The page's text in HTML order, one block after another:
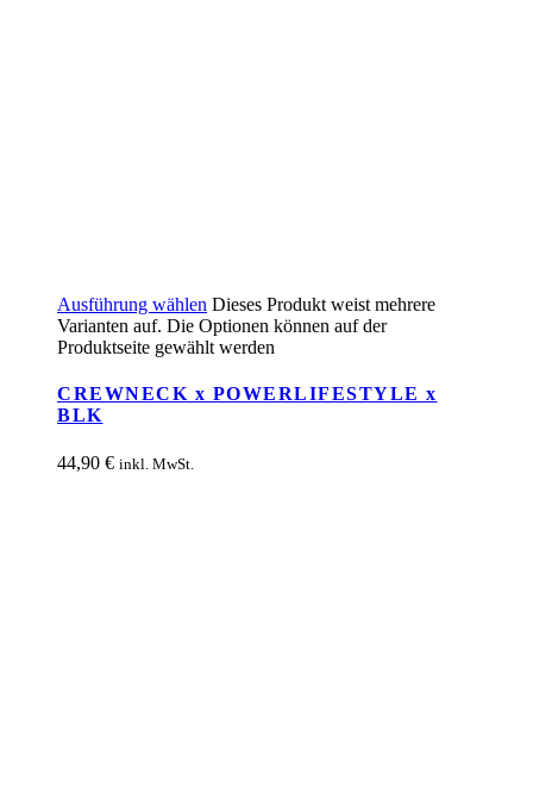
Ausführung wählen Dieses Produkt weist mehrere
Varianten auf. Die Optionen können auf der
Produktseite gewählt werden
CREWNECK x POWERLIFESTYLE x
BLK
44,90 € inkl. MwSt.